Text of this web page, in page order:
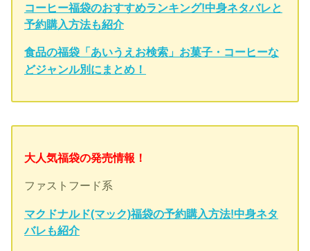
コーヒー福袋のおすすめランキング!中身ネタバレと
予約購入方法も紹介
食品の福袋「あいうえお検索」お菓子・コーヒーな
どジャンル別にまとめ！
大人気福袋の発売情報！
ファストフード系
マクドナルド(マック)福袋の予約購入方法!中身ネタ
バレも紹介